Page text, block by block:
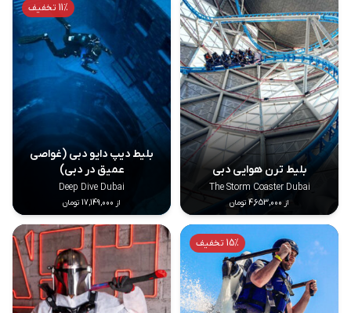
بلیط ترن هوایی دبی
The Storm Coaster Dubai
از 4,653,000 تومان
11% تخفیف
بلیط دیپ دایو دبی (غواصی
عمیق در دبی)
Deep Dive Dubai
از 17,149,000 تومان
15% تخفیف